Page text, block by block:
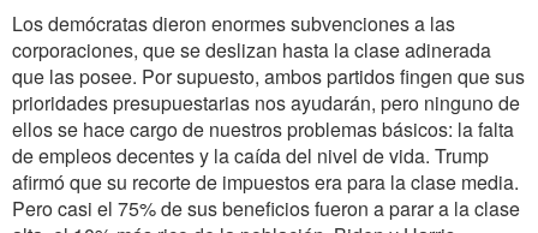
Los demócratas dieron enormes subvenciones a las
corporaciones, que se deslizan hasta la clase adinerada
que las posee. Por supuesto, ambos partidos fingen que sus
prioridades presupuestarias nos ayudarán, pero ninguno de
ellos se hace cargo de nuestros problemas básicos: la falta
de empleos decentes y la caída del nivel de vida. Trump
afirmó que su recorte de impuestos era para la clase media.
Pero casi el 75% de sus beneficios fueron a parar a la clase